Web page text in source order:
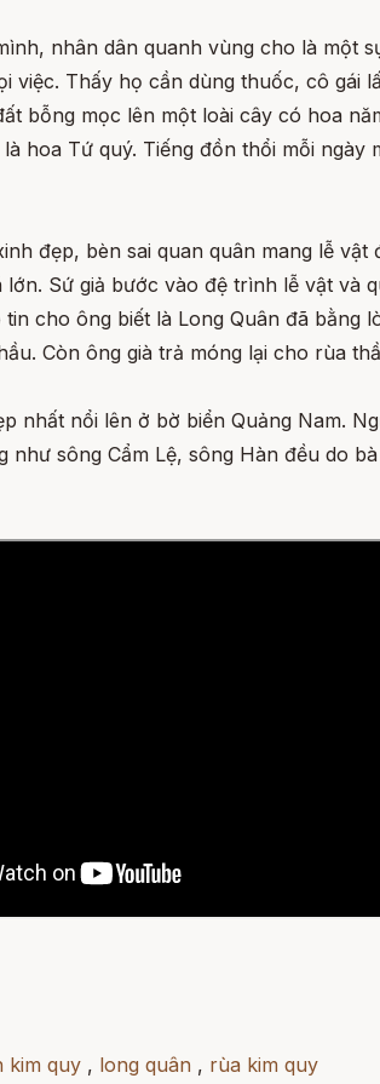
nhân dân quanh vùng cho là một
việc. Thấy họ cần dùng thuốc, cô gái
bỗng mọc lên một loài cây có hoa
hoa Tứ quý. Tiếng đồn thổi mỗi
đẹp, bèn sai quan quân mang lễ
Sứ giả bước vào đệ trình lễ vật và
cho ông biết là Long Quân đã bằng
Còn ông già trả móng lại cho rùa
nhất nổi lên ở bờ biển Quảng Nam.
sông Cẩm Lệ, sông Hàn đều do
kim quy , long quân , rùa kim quy